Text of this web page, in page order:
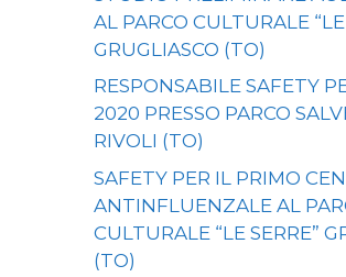
AL PARCO CULTURALE “LE
GRUGLIASCO (TO)
RESPONSABILE SAFETY
2020 PRESSO PARCO
RIVOLI (TO)
SAFETY PER IL PRIMO
ANTINFLUENZALE AL
CULTURALE “LE SERRE”
(TO)